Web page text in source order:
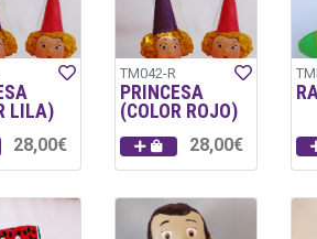
LILA)
28,00€
TM042-R
PRINCESA
(COLOR ROJO)
28,00€